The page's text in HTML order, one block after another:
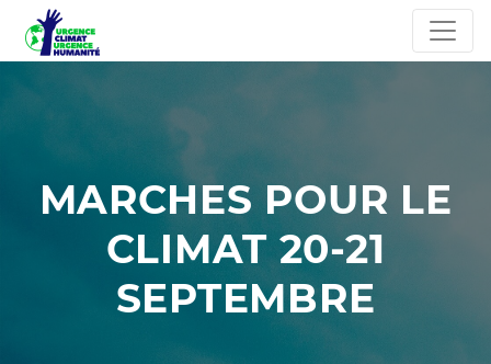
MARCHES POUR LE
CLIMAT 20-21
SEPTEMBRE